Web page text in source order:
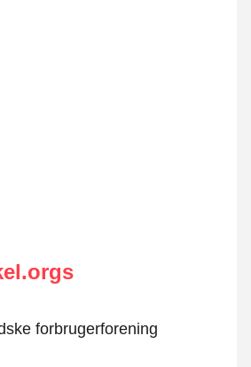
forbrugerforening